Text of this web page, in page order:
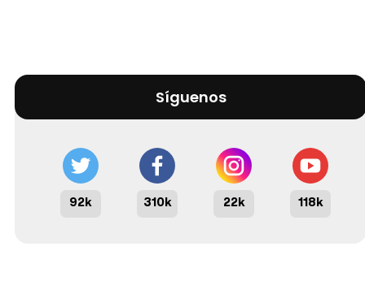
Síguenos
92k 310k 22k 118k